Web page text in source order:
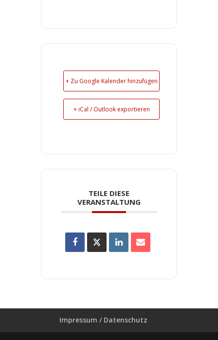
+ Zu Google Kalender hinzufügen
+ iCal / Outlook exportieren
TEILE DIESE
VERANSTALTUNG
Impressum / Datenschutz